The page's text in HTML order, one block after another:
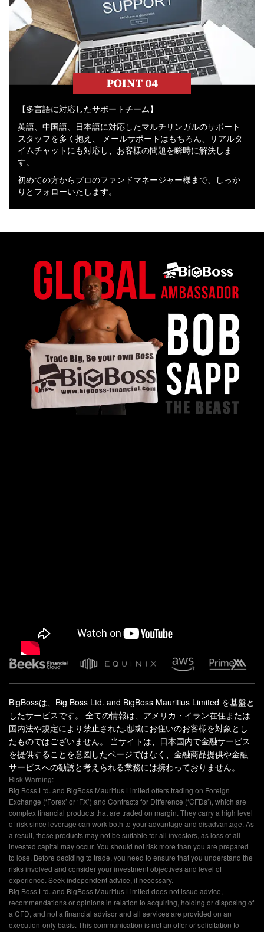
【多言語に対応したサポートチーム】
英語、中国語、日本語に対応したマルチリンガルのサポート
スタッフを多く抱え、 メールサポートはもちろん、リアルタ
イムチャットにも対応し、お客様の問題を瞬時に解決しま
す。
初めての方からプロのファンドマネージャー様まで、しっか
りとフォローいたします。
BigBossは、Big Boss Ltd. and BigBoss Mauritius Limited を基盤と
したサービスです。 全ての情報は、アメリカ・イラン在住または
国内法や規定により禁止された地域にお住いのお客様を対象とし
たものではございません。 当サイトは、日本国内で金融サービス
を提供することを意図したページではなく、金融商品提供や金融
サービスへの勧誘と考えられる業務には携わっておりません。
Risk Warning:
Big Boss Ltd. and BigBoss Mauritius Limited offers trading on Foreign
Exchange (‘Forex’ or ‘FX’) and Contracts for Difference (‘CFDs’), which are
complex financial products that are traded on margin. They carry a high level
of risk since leverage can work both to your advantage and disadvantage. As
a result, these products may not be suitable for all investors, as loss of all
invested capital may occur. You should not risk more than you are prepared
to lose. Before deciding to trade, you need to ensure that you understand the
risks involved and consider your investment objectives and level of
experience. Seek independent advice, if necessary.
Big Boss Ltd. and BigBoss Mauritius Limited does not issue advice,
recommendations or opinions in relation to acquiring, holding or disposing of
a CFD, and not a financial advisor and all services are provided on an
execution-only basis. This communication is not an offer or solicitation to